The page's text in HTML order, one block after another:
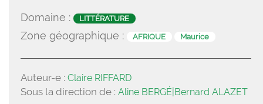
Domaine : LITTÉRATURE
Zone géographique : AFRIQUE Maurice
Auteur-e : Claire RIFFARD
Sous la direction de : Aline BERGÉ|Bernard ALAZET